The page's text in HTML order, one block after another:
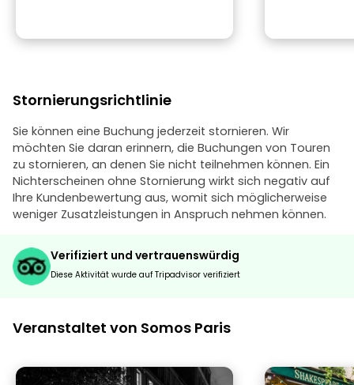
Stornierungsrichtlinie
Sie können eine Buchung jederzeit stornieren. Wir
möchten Sie daran erinnern, die Buchungen von Touren
zu stornieren, an denen Sie nicht teilnehmen können. Ein
Nichterscheinen ohne Stornierung wirkt sich negativ auf
Ihre Kundenbewertung aus, womit sich möglicherweise
weniger Zusatzleistungen in Anspruch nehmen können.
Verifiziert und vertrauenswürdig
Diese Aktivität wurde auf Tripadvisor verifiziert
Veranstaltet von Somos Paris